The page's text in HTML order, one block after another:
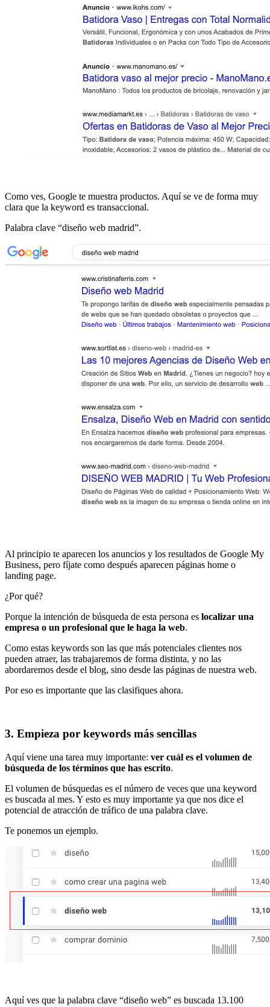
Como ves, Google te muestra productos. Aquí se ve de forma muy
clara que la keyword es transaccional.
Palabra clave “diseño web madrid”.
Al principio te aparecen los anuncios y los resultados de Google My
Business, pero fíjate como después aparecen páginas home o
landing page.
¿Por qué?
Porque la intención de búsqueda de esta persona es localizar una
empresa o un profesional que le haga la web.
Como estas keywords son las que más potenciales clientes nos
pueden atraer, las trabajaremos de forma distinta, y no las
abordaremos desde el blog, sino desde las páginas de nuestra web.
Por eso es importante que las clasifiques ahora.
3. Empieza por keywords más sencillas
Aquí viene una tarea muy importante: ver cuál es el volumen de
búsqueda de los términos que has escrito.
El volumen de búsquedas es el número de veces que una keyword
es buscada al mes. Y esto es muy importante ya que nos dice el
potencial de atracción de tráfico de una palabra clave.
Te ponemos un ejemplo.
Aquí ves que la palabra clave “diseño web” es buscada 13.100